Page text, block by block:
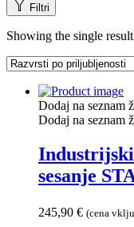
Filtri
Showing the single result
Dodaj na seznam
Dodaj na seznam
Industrijski
sesanje
245,90 € (cena